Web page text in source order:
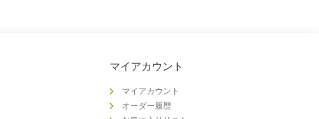
Bio Ceuticals
BioActiv Healthcare
Bioclinic Naturals
マイアカウント
マイアカウント
オーダー履歴